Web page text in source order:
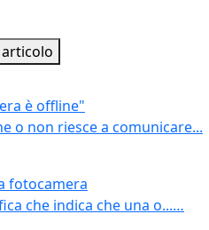
è offline"
o non riesce a comunicare...
fotocamera
che indica che una o...…